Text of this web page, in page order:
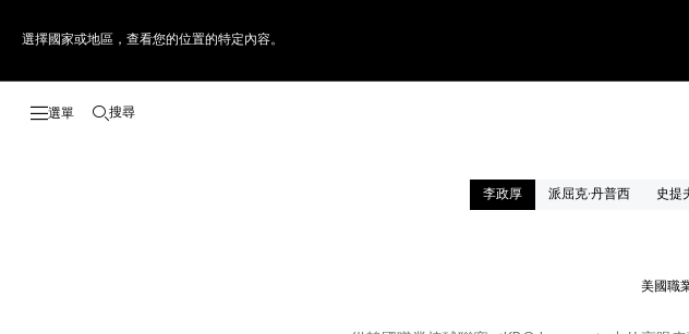
選擇國家或地區，查看您的位置的特定內容。
開啟搜尋
搜尋